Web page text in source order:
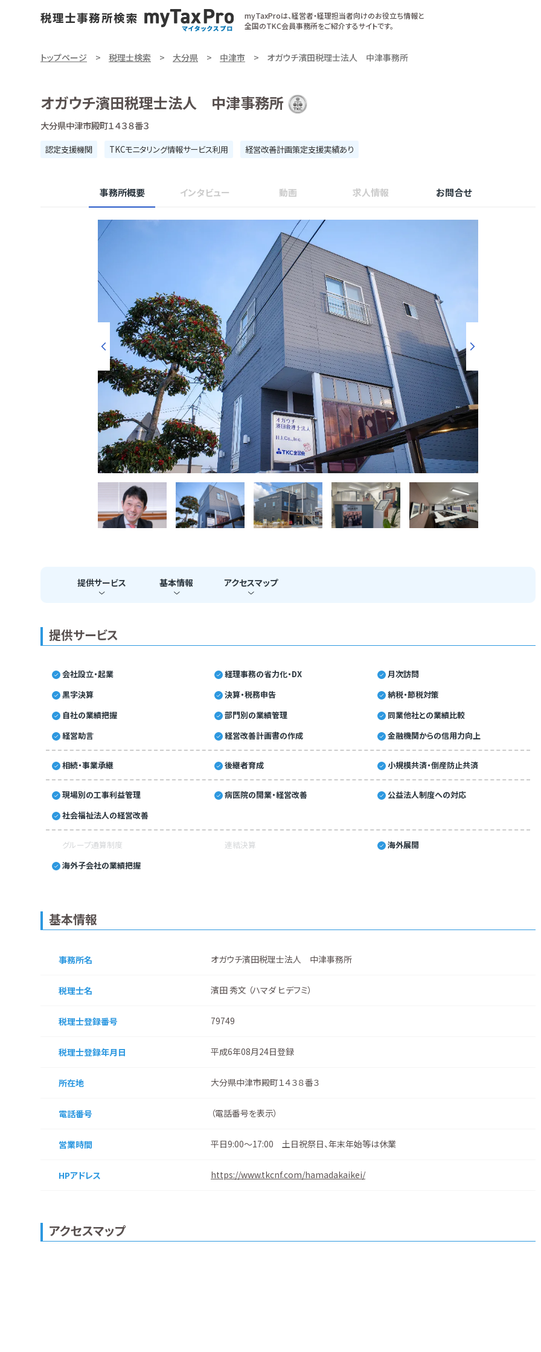
myTaxProは、経営者・経理担当者向けのお役立ち情報と
全国のTKC会員事務所をご紹介するサイトです。
トップページ 税理士検索 大分県 中津市 オガウチ濱田税理士法人 中津事務所
オガウチ濱田税理士法人 中津事務所
大分県中津市殿町１４３８番３
認定支援機関 TKCモニタリング情報サービス利用 経営改善計画策定支援実績あり
事務所概要 インタビュー 動画 求人情報 お問合せ
提供サービス 基本情報 アクセスマップ
提供サービス
会社設立・起業 経理事務の省力化・DX
月次訪問
黒字決算
決算・税務申告
納税・節税対策
自社の業績把握
部門別の業績管理
同業他社との業績比較
経営助言
経営改善計画書の作成 金融機関からの信用力向上
相続・事業承継 後継者育成 小規模共済・倒産防止共済
現場別の工事利益管理 病医院の開業・経営改善
公益法人制度への対応
社会福祉法人の経営改善
グループ通算制度 連結決算
海外展開
海外子会社の業績把握
基本情報
事務所名 オガウチ濱田税理士法人 中津事務所
税理士名 濱田 秀文 （ハマダ ヒデフミ）
税理士登録番号 79749
税理士登録年月日 平成6年08月24日登録
所在地 大分県中津市殿町１４３８番３
電話番号 （電話番号を表示）
営業時間 平日9:00～17:00 土日祝祭日、年末年始等は休業
HPアドレス https://www.tkcnf.com/hamadakaikei/
アクセスマップ